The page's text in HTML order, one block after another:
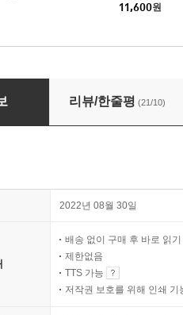
11,600원
리뷰/한줄평 (21/10)
2022년 08월 30일
배송 없이 구매 후 바로 읽기
제한없음
TTS 가능
저작권 보호를 위해 인쇄 기